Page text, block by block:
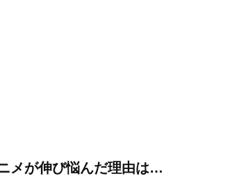
メが伸び悩んだ理由は…